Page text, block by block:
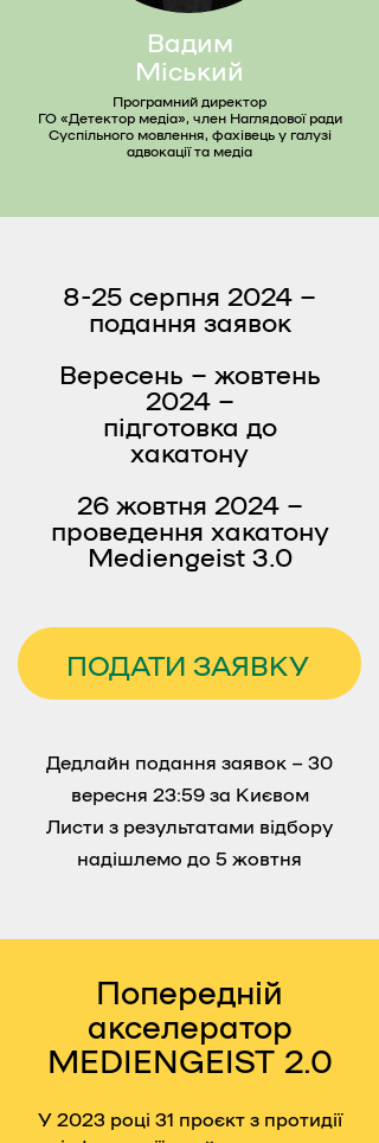
Вадим
Міський
Програмний директор
ГО «Детектор медіа», член Наглядової ради
Суспільного мовлення, фахівець у галузі
адвокації та медіа
8-25 серпня 2024 –
подання заявок
Вересень – жовтень
2024 –
підготовка до
хакатону
26 жовтня 2024 –
проведення хакатону
Mediengeist 3.0
ПОДАТИ ЗАЯВКУ
Дедлайн подання заявок – 30
вересня 23:59 за Києвом
Листи з результатами відбору
надішлемо до 5 жовтня
Попередній
акселератор
MEDIENGEIST 2.0
У 2023 році 31 проєкт з протидії